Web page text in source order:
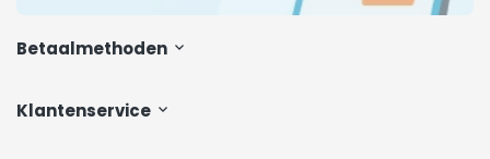
Klantenservice
Betaalmethoden